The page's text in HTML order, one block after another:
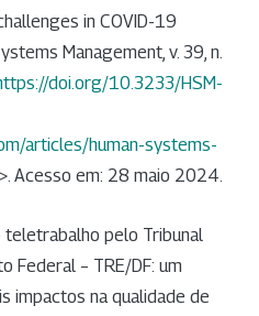
in COVID-19
Management, v. 39, n.
doi.org/10.3233/HSM-
articles/human-systems-
>. Acesso em: 28 maio 2024.
teletrabalho pelo Tribunal
Federal – TRE/DF: um
impactos na qualidade de